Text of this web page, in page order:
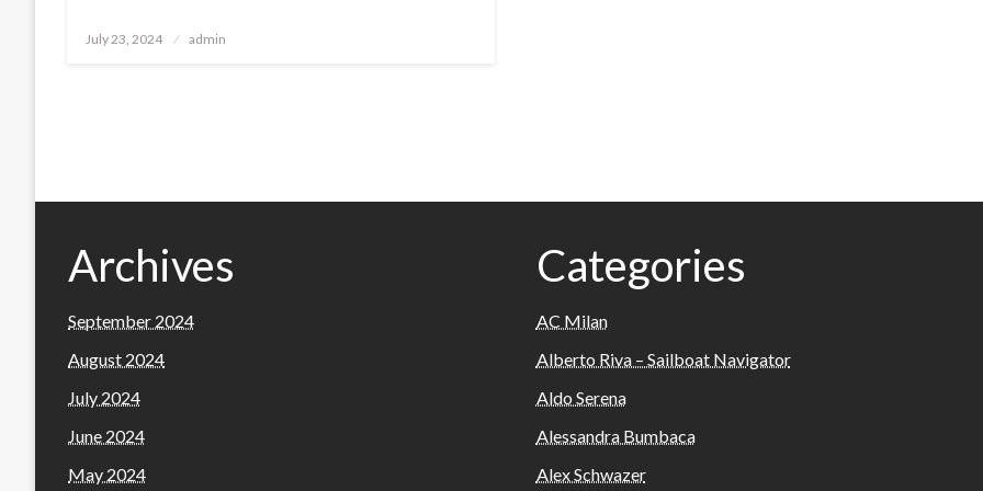
Posted
July 23, 2024 admin
Archives
September 2024
August 2024
July 2024
June 2024
May 2024
Categories
AC Milan
Alberto Riva – Sailboat Navigator
Aldo Serena
Alessandra Bumbaca
Alex Schwazer